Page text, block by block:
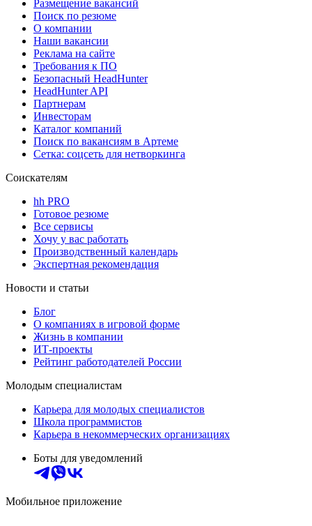
Размещение вакансий
Поиск по резюме
О компании
Наши вакансии
Реклама на сайте
Требования к ПО
Безопасный HeadHunter
HeadHunter API
Партнерам
Инвесторам
Каталог компаний
Поиск по вакансиям в Артеме
Сетка: соцсеть для нетворкинга
Соискателям
hh PRO
Готовое резюме
Все сервисы
Хочу у вас работать
Производственный календарь
Экспертная рекомендация
Новости и статьи
Блог
О компаниях в игровой форме
Жизнь в компании
ИТ-проекты
Рейтинг работодателей России
Молодым специалистам
Карьера для молодых специалистов
Школа программистов
Карьера в некоммерческих организациях
Боты для уведомлений
Мобильное приложение